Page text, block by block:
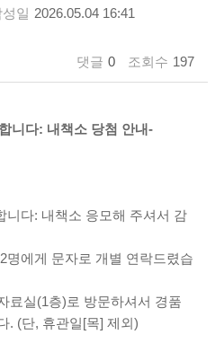
성일 2026.05.04 16:41
댓글 0 조회수 197
니다: 내책소 당첨 안내-
니다: 내책소 응모해 주셔서 감
명에게 문자로 개별 연락드렸습
료실(1층)로 방문하셔서 경품
. (단, 휴관일[목] 제외)